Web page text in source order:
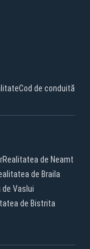
Cod de conduită
Realitatea de Neamt
de Braila
Vaslui
de Bistrita